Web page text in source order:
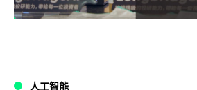
人工智能